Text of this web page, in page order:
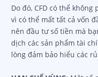
Do đó, CFD có thể
vì có thể mất tất cả vốn
nên đầu tư số tiền mà
dịch các sản phẩm tài
lòng đảm bảo hiểu các